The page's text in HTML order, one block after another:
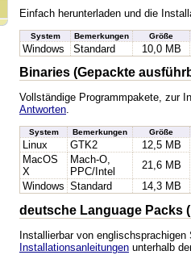
Einfach herunterladen und die
System Bemerkungen Größe
Windows Standard 10,0 MB
Binaries (Gepackte
Vollständige Programmpakete, zur
Antworten.
System Bemerkungen Größe
Linux GTK2
12,5 MB
MacOS
X
Mach-O,
PPC/Intel
21,6 MB
Windows Standard 14,3 MB
deutsche Language Packs
Installierbar von
Installationsanleitungen unterhalb